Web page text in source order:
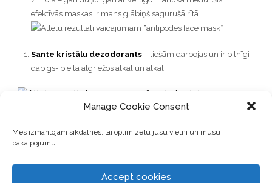
Manage Cookie Consent
Mēs izmantojam sīkdatnes, lai optimizētu jūsu vietni un mūsu
pakalpojumu.
Accept cookies
efektīvās maskas ir mans glābiņš sagurušā rītā.
Sante kristālu dezodorants– tiešām darbojas un ir pilnīgi
dabīgs- pie tā atgriežos atkal un atkal.
Etamine du Lys veļas mazgāšanas līdzekļi– pārliecinoša
efektivitāte, ļoti tīri izmazgāta veļa un eko sastāvs.